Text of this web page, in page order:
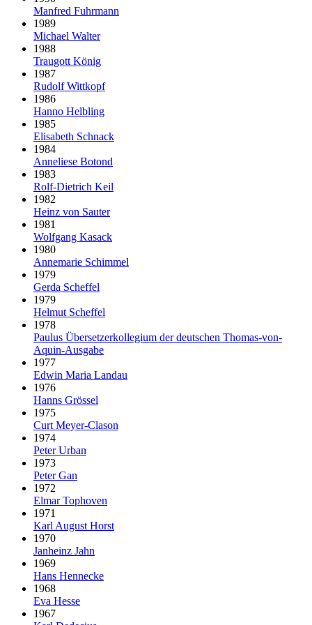
Manfred Fuhrmann
1989
Michael Walter
1988
Traugott König
1987
Rudolf Wittkopf
1986
Hanno Helbling
1985
Elisabeth Schnack
1984
Anneliese Botond
1983
Rolf-Dietrich Keil
1982
Heinz von Sauter
1981
Wolfgang Kasack
1980
Annemarie Schimmel
1979
Gerda Scheffel
1979
Helmut Scheffel
1978
Paulus Über­setzer­kollegium der deut­schen Thomas-von-
Aquin-Ausgabe
1977
Edwin Maria Landau
1976
Hanns Grössel
1975
Curt Meyer-Clason
1974
Peter Urban
1973
Peter Gan
1972
Elmar Tophoven
1971
Karl August Horst
1970
Janheinz Jahn
1969
Hans Hennecke
1968
Eva Hesse
1967